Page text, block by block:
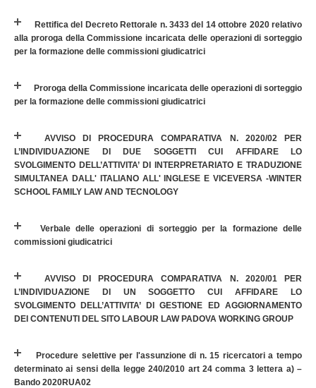
Rettifica del Decreto Rettorale n. 3433 del 14 ottobre 2020 relativo
alla proroga della Commissione incaricata delle operazioni di sorteggio
per la formazione delle commissioni giudicatrici
Proroga della Commissione incaricata delle operazioni di sorteggio
per la formazione delle commissioni giudicatrici
AVVISO DI PROCEDURA COMPARATIVA N. 2020/02 PER
L’INDIVIDUAZIONE DI DUE SOGGETTI CUI AFFIDARE LO
SVOLGIMENTO DELL’ATTIVITA’ DI INTERPRETARIATO E TRADUZIONE
SIMULTANEA DALL' ITALIANO ALL' INGLESE E VICEVERSA -WINTER
SCHOOL FAMILY LAW AND TECNOLOGY
Verbale delle operazioni di sorteggio per la formazione delle
commissioni giudicatrici
AVVISO DI PROCEDURA COMPARATIVA N. 2020/01 PER
L’INDIVIDUAZIONE DI UN SOGGETTO CUI AFFIDARE LO
SVOLGIMENTO DELL’ATTIVITA’ DI GESTIONE ED AGGIORNAMENTO
DEI CONTENUTI DEL SITO LABOUR LAW PADOVA WORKING GROUP
Procedure selettive per l'assunzione di n. 15 ricercatori a tempo
determinato ai sensi della legge 240/2010 art 24 comma 3 lettera a) –
Bando 2020RUA02